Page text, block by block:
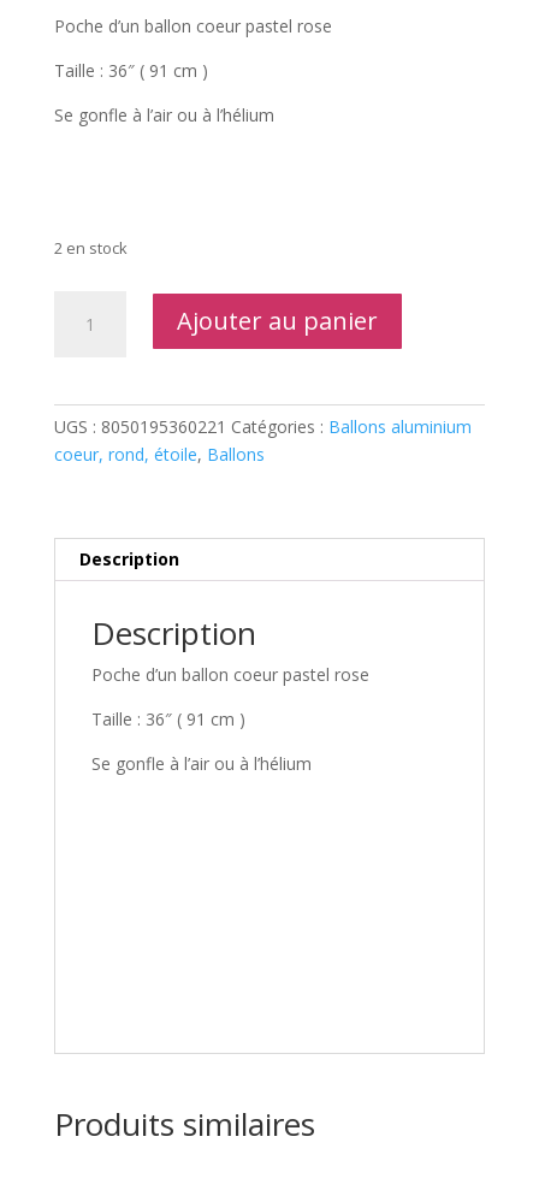
Poche d’un ballon coeur pastel rose
Taille : 36″ ( 91 cm )
Se gonfle à l’air ou à l’hélium
2 en stock
pastel
cm
Ajouter au panier
UGS : 8050195360221 Catégories : Ballons aluminium
coeur, rond, étoile, Ballons
Description
Description
Poche d’un ballon coeur pastel rose
Taille : 36″ ( 91 cm )
Se gonfle à l’air ou à l’hélium
Produits similaires